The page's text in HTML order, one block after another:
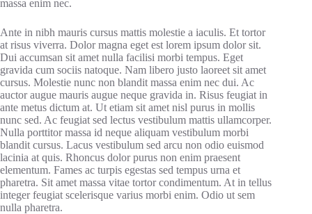
massa enim nec.
Ante in nibh mauris cursus mattis molestie a iaculis. Et tortor
at risus viverra. Dolor magna eget est lorem ipsum dolor sit.
Dui accumsan sit amet nulla facilisi morbi tempus. Eget
gravida cum sociis natoque. Nam libero justo laoreet sit amet
cursus. Molestie nunc non blandit massa enim nec dui. Ac
auctor augue mauris augue neque gravida in. Risus feugiat in
ante metus dictum at. Ut etiam sit amet nisl purus in mollis
nunc sed. Ac feugiat sed lectus vestibulum mattis ullamcorper.
Nulla porttitor massa id neque aliquam vestibulum morbi
blandit cursus. Lacus vestibulum sed arcu non odio euismod
lacinia at quis. Rhoncus dolor purus non enim praesent
elementum. Fames ac turpis egestas sed tempus urna et
pharetra. Sit amet massa vitae tortor condimentum. At in tellus
integer feugiat scelerisque varius morbi enim. Odio ut sem
nulla pharetra.